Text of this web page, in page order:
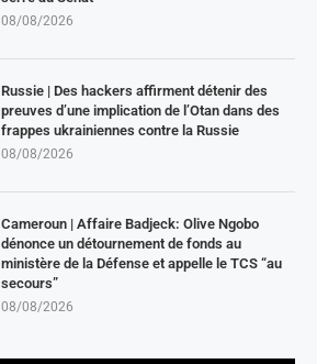
08/08/2026
Russie | Des hackers affirment détenir des
preuves d’une implication de l’Otan dans des
frappes ukrainiennes contre la Russie
08/08/2026
Cameroun | Affaire Badjeck: Olive Ngobo
dénonce un détournement de fonds au
ministère de la Défense et appelle le TCS “au
secours”
08/08/2026